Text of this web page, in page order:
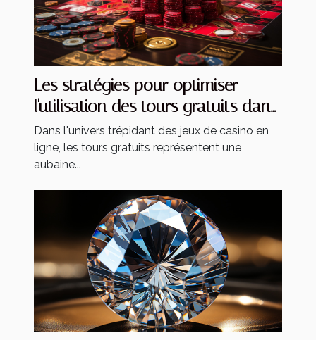
Les stratégies pour optimiser
l'utilisation des tours gratuits dans
les jeux de casino
Dans l'univers trépidant des jeux de casino en
ligne, les tours gratuits représentent une
aubaine...